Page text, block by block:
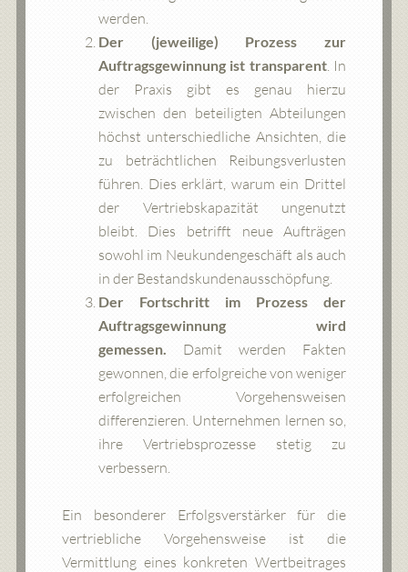
werden.
Der (jeweilige) Prozess zur
Auftragsgewinnung ist transparent. In
der Praxis gibt es genau hierzu
zwischen den beteiligten Abteilungen
höchst unterschiedliche Ansichten, die
zu beträchtlichen Reibungsverlusten
führen. Dies erklärt, warum ein Drittel
der Vertriebskapazität ungenutzt
bleibt. Dies betrifft neue Aufträgen
sowohl im Neukundengeschäft als auch
in der Bestandskundenausschöpfung.
Der Fortschritt im Prozess der
Auftragsgewinnung wird
gemessen. Damit werden Fakten
gewonnen, die erfolgreiche von weniger
erfolgreichen Vorgehensweisen
differenzieren. Unternehmen lernen so,
ihre Vertriebsprozesse stetig zu
verbessern.
Ein besonderer Erfolgsverstärker für die
vertriebliche Vorgehensweise ist die
Vermittlung eines konkreten Wertbeitrages